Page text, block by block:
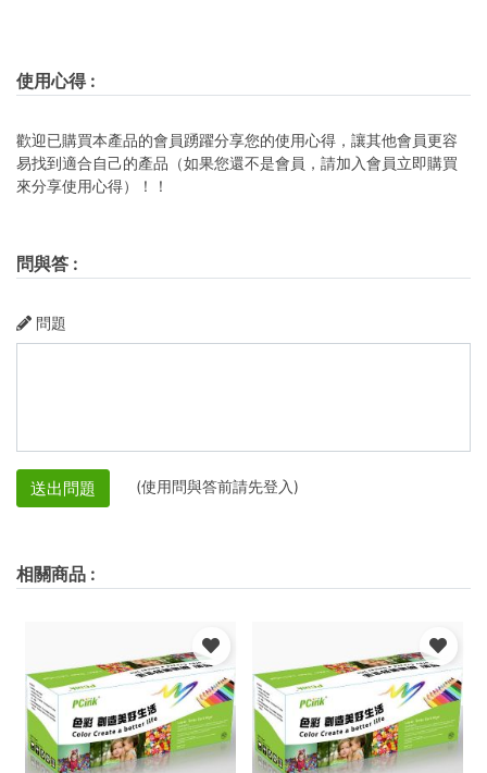
使用心得:
歡迎已購買本產品的會員踴躍分享您的使用心得，讓其他會員更容
易找到適合自己的產品（如果您還不是會員，請加入會員立即購買
來分享使用心得）！！
問與答 :
問題
送出問題 (使用問與答前請先登入)
相關商品 :